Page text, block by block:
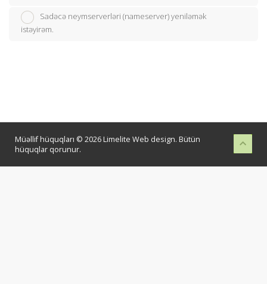
Sadəcə neymserverləri (nameserver) yeniləmək
istəyirəm.
Müəllif hüquqları © 2026 Limelite Web design. Bütün
hüquqlar qorunur.